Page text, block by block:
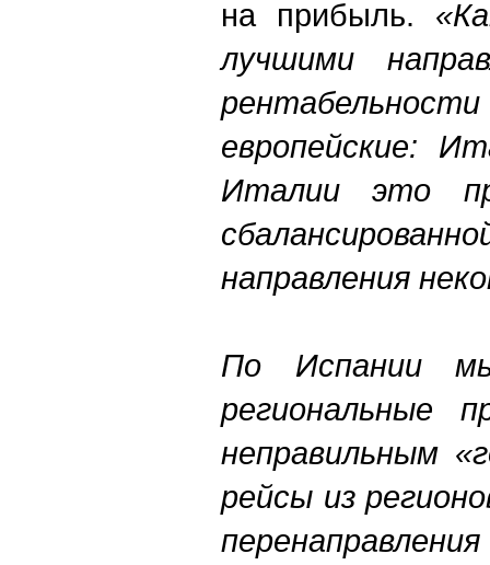
на прибыль.
лучшими
европейские:
Италии это
направления
По Испании
региональные
неправильным
рейсы из